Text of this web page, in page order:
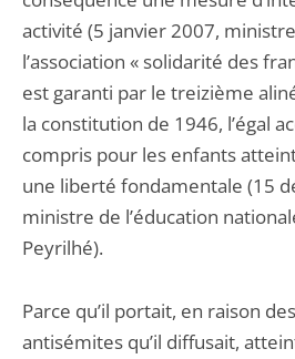
activité (5 janvier 2007,
l’association « solidarité des
est garanti par le treizième
la constitution de 1946, l’égal
compris pour les enfants
une liberté fondamentale (15
ministre de l’éducation
Peyrilhé).
Parce qu’il portait, en raison
antisémites qu’il diffusait,